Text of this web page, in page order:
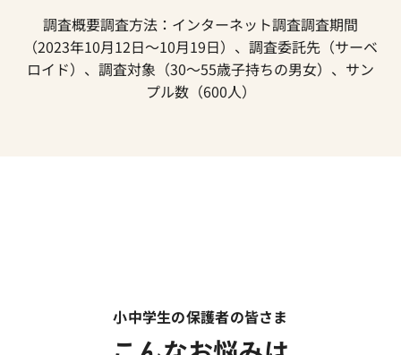
調査概要調査方法：インターネット調査調査期間
（2023年10月12日～10月19日）、調査委託先（サーベ
ロイド）、調査対象（30～55歳子持ちの男女）、サン
プル数（600人）
小中学生の保護者の皆さま